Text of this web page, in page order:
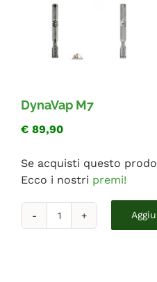
DynaVap M7
€ 89,90
Se acquisti questo
Ecco i nostri premi!
DynaVap
M7